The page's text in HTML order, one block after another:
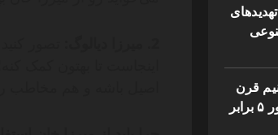
قرن
ثبات با مصوبه جدید کابینه این کشور ۵ برابر